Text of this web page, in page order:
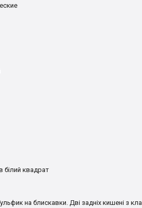
білий квадрат
на блискавки. Дві задніх кишені з